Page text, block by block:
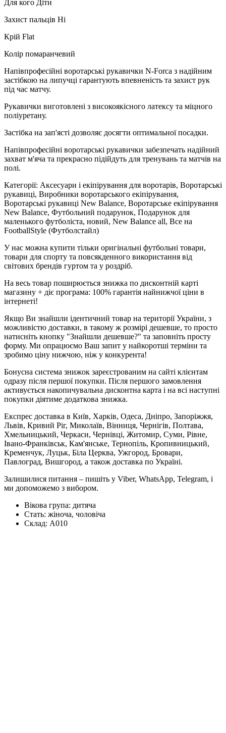
Для кого Діти
Захист пальців Ні
Крій Flat
Колір помаранчевий
Напівпрофесійні воротарські рукавички N-Forca з надійним
застібкою на липучці гарантують впевненість та захист рук
під час матчу.
Рукавички виготовлені з високоякісного латексу та міцного
поліуретану.
Застібка на зап'ясті дозволяє досягти оптимальної посадки.
Напівпрофесійні воротарські рукавички забезпечать надійний
захват м'яча та прекрасно підійдуть для тренувань та матчів на
полі.
Категорії: Аксесуари і екіпірування для воротарів, Воротарські
рукавиці, Виробники воротарського екіпірування,
Воротарські рукавиці New Balance, Воротарське екіпірування
New Balance, Футбольний подарунок, Подарунок для
маленького футболіста, новий, New Balance all, Все на
FootballStyle (Футболстайл)
У нас можна купити тільки оригінальні футбольні товари,
товари для спорту та повсякденного використання від
світових брендів гуртом та у роздріб.
На весь товар поширюється знижка по дисконтній карті
магазину + діє програма: 100% гарантія найнижчої ціни в
інтернеті!
Якщо Ви знайшли ідентичний товар на території України, з
можливістю доставки, в такому ж розмірі дешевше, то просто
натисніть кнопку "Знайшли дешевше?" та заповніть просту
форму. Ми опрацюємо Ваш запит у найкоротші терміни та
зробимо ціну нижчою, ніж у конкурента!
Бонусна система знижок зареєстрованим на сайті клієнтам
одразу після першої покупки. Після першого замовлення
активується накопичувальна дисконтна карта і на всі наступні
покупки діятиме додаткова знижка.
Експрес доставка в Київ, Харків, Одеса, Дніпро, Запоріжжя,
Львів, Кривий Ріг, Миколаїв, Вінниця, Чернігів, Полтава,
Хмельницький, Черкаси, Чернівці, Житомир, Суми, Рівне,
Івано-Франківськ, Кам'янське, Тернопіль, Кропивницький,
Кременчук, Луцьк, Біла Церква, Ужгород, Бровари,
Павлоград, Вишгород, а також доставка по Україні.
Залишилися питання – пишіть у Viber, WhatsApp, Telegram, і
ми допоможемо з вибором.
Вікова група: дитяча
Стать: жіноча, чоловіча
Склад: А010